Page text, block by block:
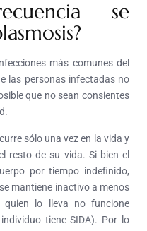
se
más comunes del
las personas infectadas no
que no sean consientes
sólo una vez en la vida y
resto de su vida. Si bien el
por tiempo indefinido,
mantiene inactivo a menos
quien lo lleva no funcione
tiene SIDA). Por lo